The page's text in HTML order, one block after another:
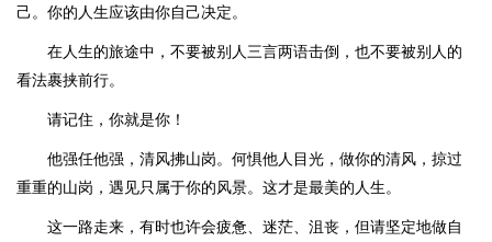
己。你的人生应该由你自己决定。
在人生的旅途中，不要被别人三言两语击倒，也不要被别人的
看法裹挟前行。
请记住，你就是你！
他强任他强，清风拂山岗。何惧他人目光，做你的清风，掠过
重重的山岗，遇见只属于你的风景。这才是最美的人生。
这一路走来，有时也许会疲惫、迷茫、沮丧，但请坚定地做自